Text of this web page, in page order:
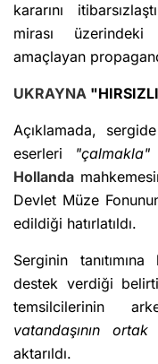
kararını
mirası
amaçlayan
UKRAYNA
Açıklamada,
eserleri "çalmakla"
Hollanda
Devlet Müze
edildiği hatırlatıldı.
Serginin tanıtımına
destek verdiği
temsilcilerinin
vatandaşının ortak
aktarıldı.